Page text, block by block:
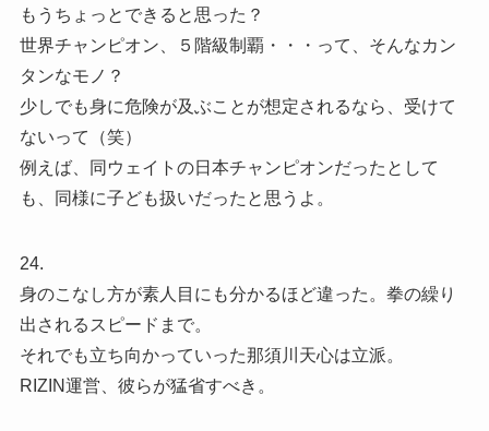
もうちょっとできると思った？
世界チャンピオン、５階級制覇・・・って、そんなカン
タンなモノ？
少しでも身に危険が及ぶことが想定されるなら、受けて
ないって（笑）
例えば、同ウェイトの日本チャンピオンだったとして
も、同様に子ども扱いだったと思うよ。
24.
身のこなし方が素人目にも分かるほど違った。拳の繰り
出されるスピードまで。
それでも立ち向かっていった那須川天心は立派。
RIZIN運営、彼らが猛省すべき。